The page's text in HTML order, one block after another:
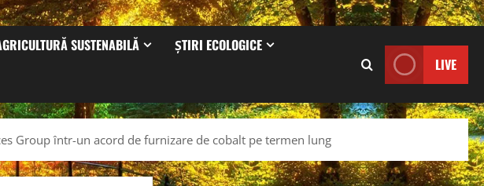
SUSTENABILĂ ȘTIRI ECOLOGICE
LIVE
Group într-un acord de furnizare de cobalt pe termen lung